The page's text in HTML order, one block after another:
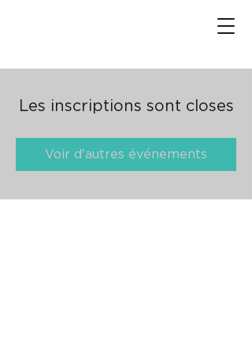
Les inscriptions sont closes
Voir d'autres événements